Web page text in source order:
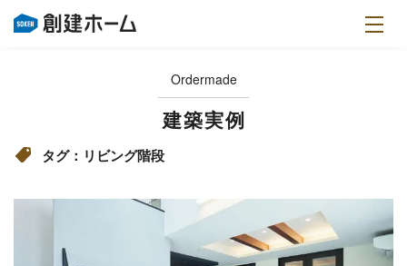
Ordermade
建築実例
タグ：リビング階段